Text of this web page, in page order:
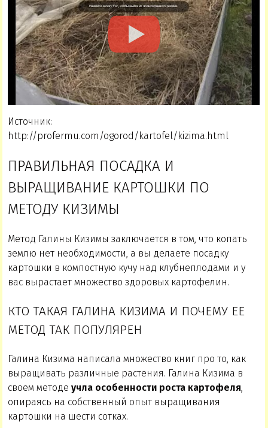
Источник:
http://profermu.com/ogorod/kartofel/kizima.html
ПРАВИЛЬНАЯ ПОСАДКА И
ВЫРАЩИВАНИЕ КАРТОШКИ ПО
МЕТОДУ КИЗИМЫ
Метод Галины Кизимы заключается в том, что копать
землю нет необходимости, а вы делаете посадку
картошки в компостную кучу над клубнеплодами и у
вас вырастает множество здоровых картофелин.
КТО ТАКАЯ ГАЛИНА КИЗИМА И ПОЧЕМУ ЕЕ
МЕТОД ТАК ПОПУЛЯРЕН
Галина Кизима написала множество книг про то, как
выращивать различные растения. Галина Кизима в
своем методеучла особенности роста картофеля,
опираясь на собственный опыт выращивания
картошки на шести сотках.